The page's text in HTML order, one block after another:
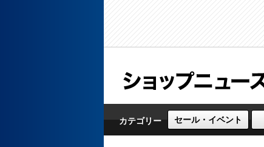
カテゴリー セール・イベント